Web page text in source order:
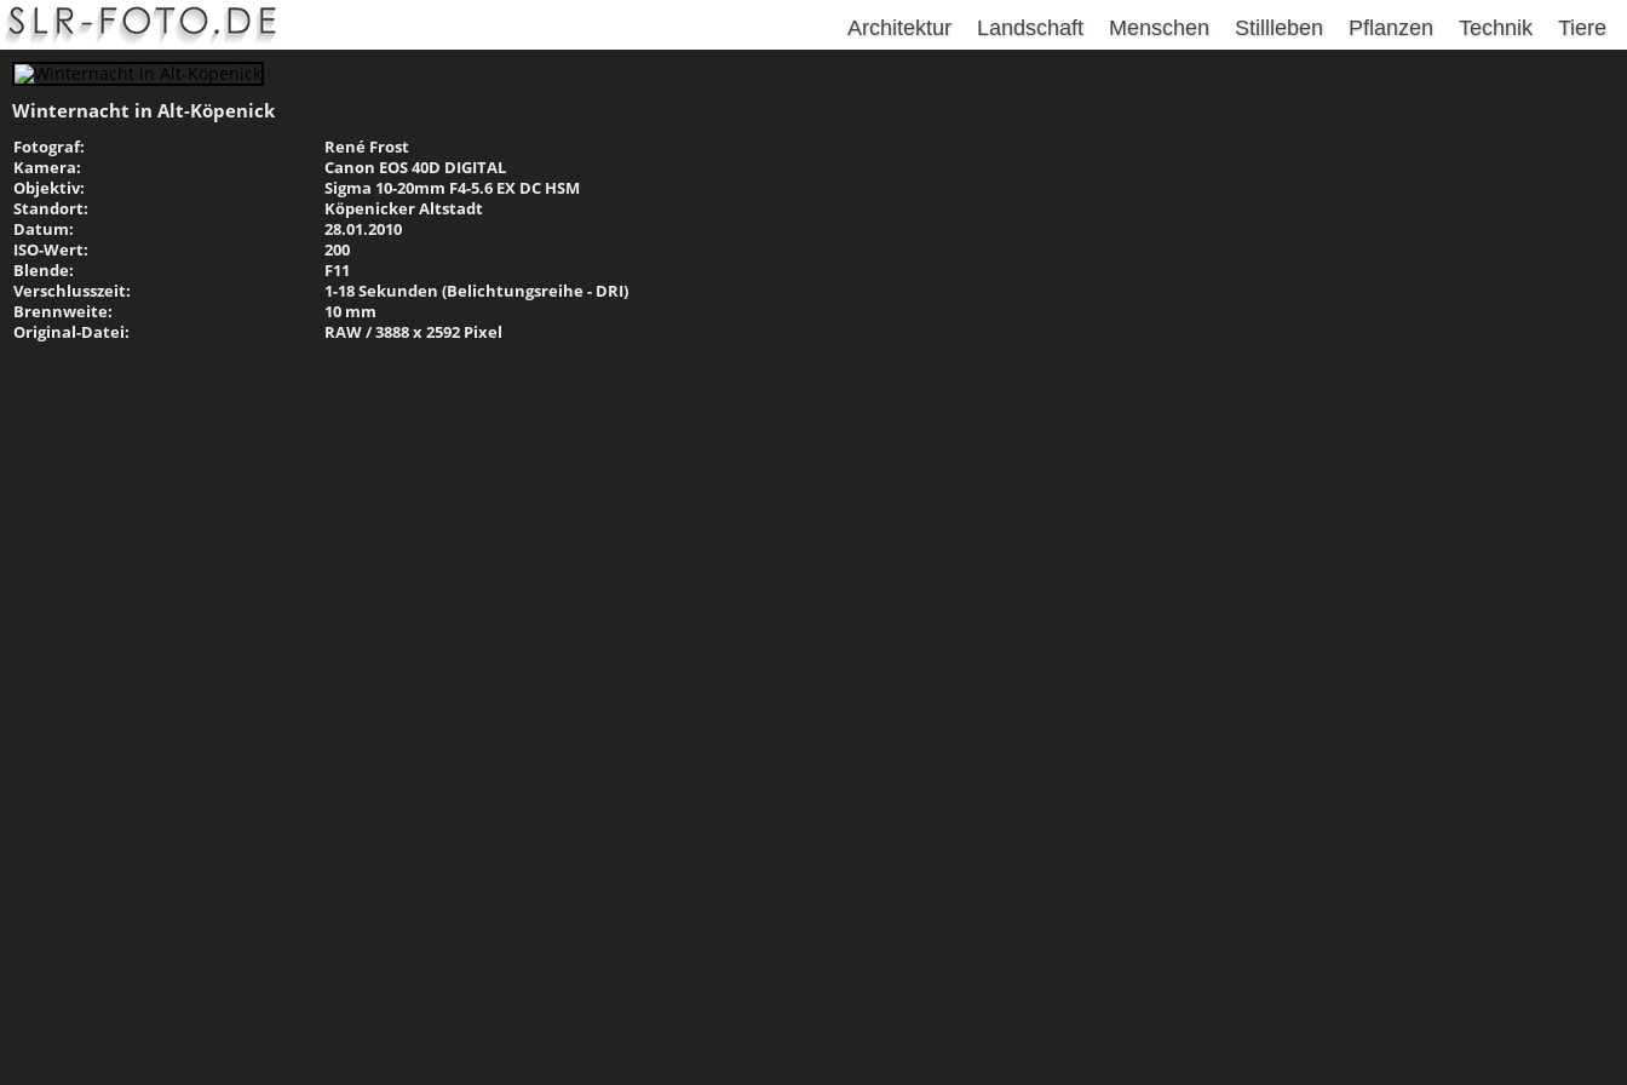
Tiere
Technik
Pflanzen
Stillleben
Menschen
Landschaft
Architektur
Winternacht in Alt-Köpenick
Fotograf:
René Frost
Kamera:
Canon EOS 40D DIGITAL
Objektiv:
Sigma 10-20mm F4-5.6 EX DC HSM
Standort:
Köpenicker Altstadt
Datum:
28.01.2010
ISO-Wert:
200
Blende:
F11
Verschlusszeit:
1-18 Sekunden (Belichtungsreihe - DRI)
Brennweite:
10 mm
Original-Datei:
RAW / 3888 x 2592 Pixel